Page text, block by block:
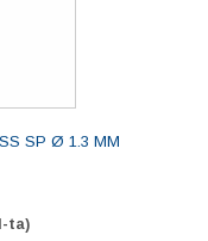
SP Ø 1.3 MM
ta)